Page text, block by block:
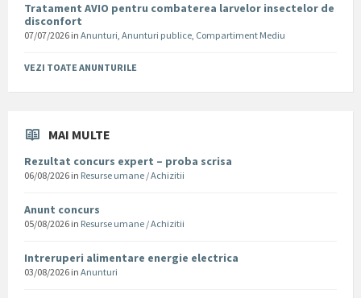
Tratament AVIO pentru combaterea larvelor insectelor de
disconfort
07/07/2026 in Anunturi, Anunturi publice, Compartiment Mediu
VEZI TOATE ANUNTURILE
MAI MULTE
Rezultat concurs expert – proba scrisa
06/08/2026 in Resurse umane / Achizitii
Anunt concurs
05/08/2026 in Resurse umane / Achizitii
Intreruperi alimentare energie electrica
03/08/2026 in Anunturi